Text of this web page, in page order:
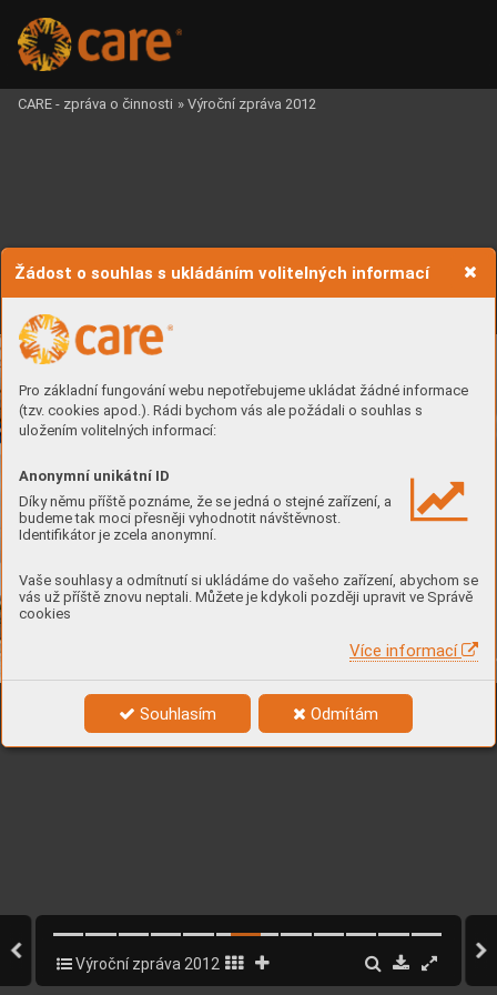
Žádost o souhlas s ukládáním volitelných informací
Pro základní fungování webu nepotřebujeme ukládat žádné informace
(tzv. cookies apod.). Rádi bychom vás ale požádali o souhlas s
uložením volitelných informací:
Anonymní unikátní ID
Díky němu příště poznáme, že se jedná o stejné zařízení, a
budeme tak moci přesněji vyhodnotit návštěvnost.
Identifikátor je zcela anonymní.
Vaše souhlasy a odmítnutí si ukládáme do vašeho zařízení, abychom se
vás už příště znovu neptali. Můžete je kdykoli později upravit ve Správě
cookies
Více informací
Souhlasím Odmítám
CARE - zpráva o činnosti » Výroční zpráva 2012
Výroční zpráva 2012 6